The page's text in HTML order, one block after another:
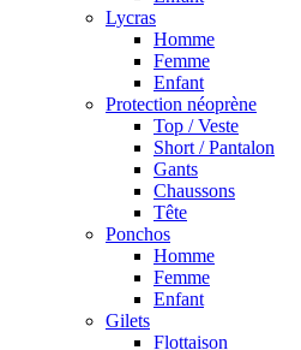
Lycras
Homme
Femme
Enfant
Protection néoprène
Top / Veste
Short / Pantalon
Gants
Chaussons
Tête
Ponchos
Homme
Femme
Enfant
Gilets
Flottaison